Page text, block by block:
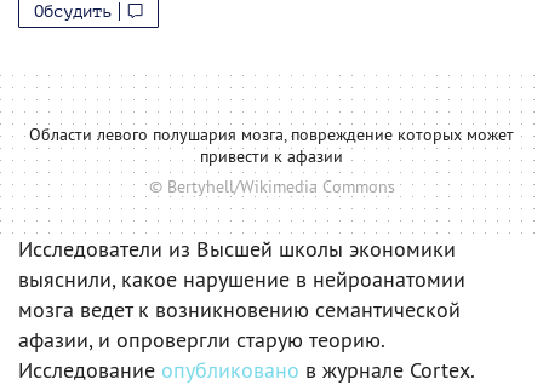
Обсудить
Области левого полушария мозга, повреждение которых может
привести к афазии
© Bertyhell/Wikimedia Commons
Исследователи из Высшей школы экономики
выяснили, какое нарушение в нейроанатомии
мозга ведет к возникновению семантической
афазии, и опровергли старую теорию.
Исследование опубликовано в журнале Cortex.